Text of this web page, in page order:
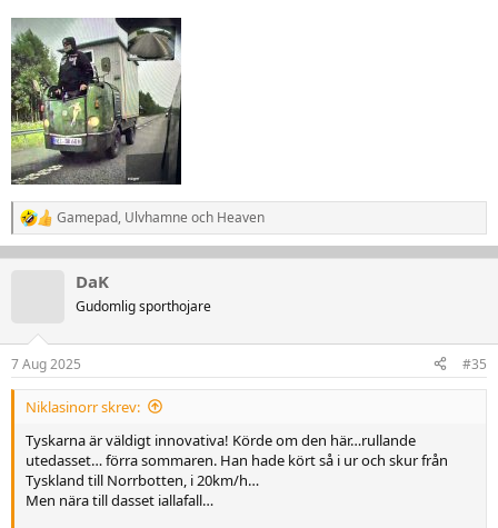
R
e
a
n
e
r
Gamepad, Ulvhamne och Heaven
DaK
Gudomlig sporthojare
7 Aug 2025 #35
Niklasinorr skrev:
Tyskarna är väldigt innovativa! Körde om den här…rullande
utedasset… förra sommaren. Han hade kört så i ur och skur från
Tyskland till Norrbotten, i 20km/h…
Men nära till dasset iallafall…